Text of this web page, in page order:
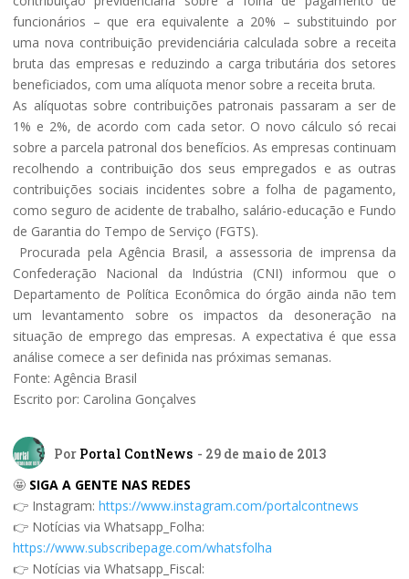
funcionários – que era equivalente a 20% – substituindo por
uma nova contribuição previdenciária calculada sobre a receita
bruta das empresas e reduzindo a carga tributária dos setores
beneficiados, com uma alíquota menor sobre a receita bruta.
As alíquotas sobre contribuições patronais passaram a ser de
1% e 2%, de acordo com cada setor. O novo cálculo só recai
sobre a parcela patronal dos benefícios. As empresas continuam
recolhendo a contribuição dos seus empregados e as outras
contribuições sociais incidentes sobre a folha de pagamento,
como seguro de acidente de trabalho, salário-educação e Fundo
de Garantia do Tempo de Serviço (FGTS).
Procurada pela Agência Brasil, a assessoria de imprensa da
Confederação Nacional da Indústria (CNI) informou que o
Departamento de Política Econômica do órgão ainda não tem
um levantamento sobre os impactos da desoneração na
situação de emprego das empresas. A expectativa é que essa
análise comece a ser definida nas próximas semanas.
Fonte: Agência Brasil
Escrito por: Carolina Gonçalves
Por Portal ContNews - 29 de maio de 2013
🤩 SIGA A GENTE NAS REDES
👉 Instagram: https://www.instagram.com/portalcontnews
👉 Notícias via Whatsapp_Folha:
https://www.subscribepage.com/whatsfolha
👉 Notícias via Whatsapp_Fiscal: